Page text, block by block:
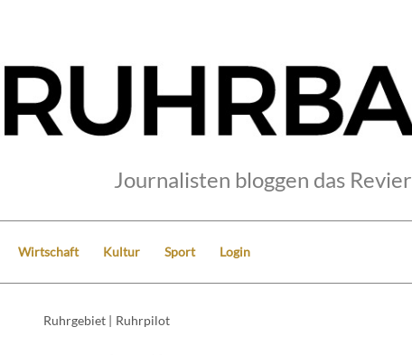
Journalisten bloggen das Revier
Wirtschaft Kultur Sport Login
Ruhrgebiet | Ruhrpilot